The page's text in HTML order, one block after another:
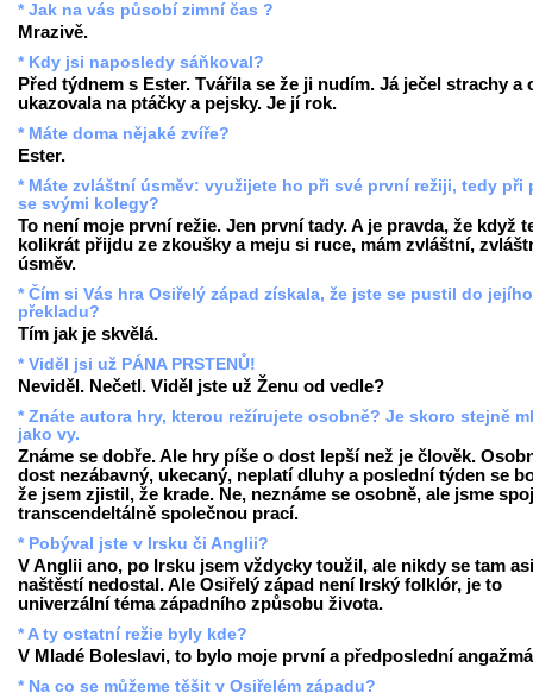
* Jak na vás působí zimní čas ?
Mrazivě.
* Kdy jsi naposledy sáňkoval?
Před týdnem s Ester. Tvářila se že ji nudím. Já ječel strachy a
ukazovala na ptáčky a pejsky. Je jí rok.
* Máte doma nějaké zvíře?
Ester.
* Máte zvláštní úsměv: využijete ho při své první režiji, tedy při
se svými kolegy?
To není moje první režie. Jen první tady. A je pravda, že když
kolikrát přijdu ze zkoušky a meju si ruce, mám zvláštní,
úsměv.
* Čím si Vás hra Osiřelý západ získala, že jste se pustil do jejího
překladu?
Tím jak je skvělá.
* Viděl jsi už PÁNA PRSTENŮ!
Neviděl. Nečetl. Viděl jste už Ženu od vedle?
* Znáte autora hry, kterou režírujete osobně? Je skoro stejně
jako vy.
Známe se dobře. Ale hry píše o dost lepší než je člověk.
dost nezábavný, ukecaný, neplatí dluhy a poslední týden se
že jsem zjistil, že krade. Ne, neznáme se osobně, ale jsme
transcendeltálně společnou prací.
* Pobýval jste v Irsku či Anglii?
V Anglii ano, po Irsku jsem vždycky toužil, ale nikdy se tam asi
naštěstí nedostal. Ale Osiřelý západ není Irský folklór, je to
univerzální téma západního způsobu života.
* A ty ostatní režie byly kde?
V Mladé Boleslavi, to bylo moje první a předposlední
* Na co se můžeme těšit v Osiřelém západu?